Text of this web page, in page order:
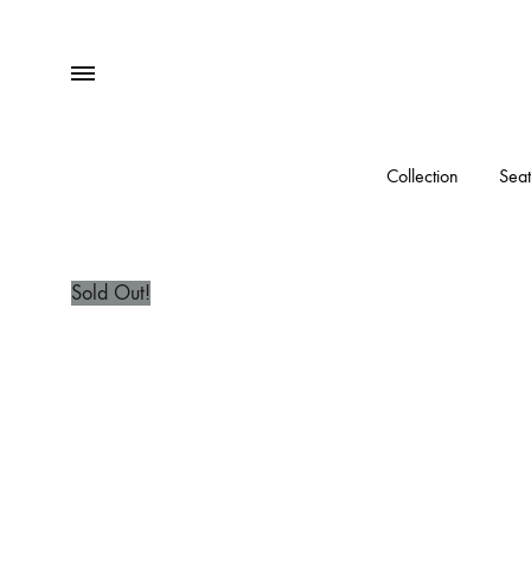
Menu
Collection
Sold Out!